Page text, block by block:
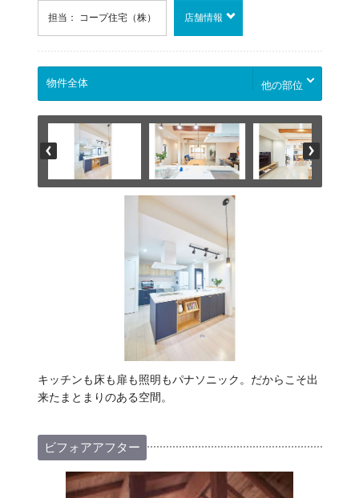
担当： コープ住宅（株） 店舗情報
他の部位
キッチンも床も扉も照明もパナソニック。だからこそ出
来たまとまりのある空間。
ビフォアアフター